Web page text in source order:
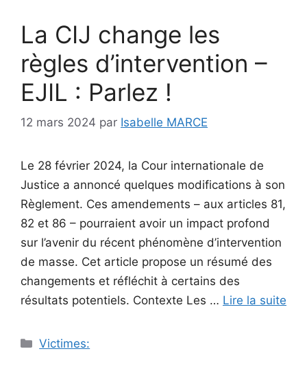
La CIJ change les
règles d’intervention –
EJIL : Parlez !
12 mars 2024 par Isabelle MARCE
Le 28 février 2024, la Cour internationale de
Justice a annoncé quelques modifications à son
Règlement. Ces amendements – aux articles 81,
82 et 86 – pourraient avoir un impact profond
sur l’avenir du récent phénomène d’intervention
de masse. Cet article propose un résumé des
changements et réfléchit à certains des
résultats potentiels. Contexte Les … Lire la suite
Catégories
Victimes: